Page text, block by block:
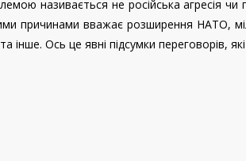
називається не російська агресія
причинами вважає розширення НАТО,
інше. Ось це явні підсумки переговорів,